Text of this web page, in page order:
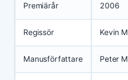
Premiärår 2006
Regissör Kevin
Manusförfattare Peter